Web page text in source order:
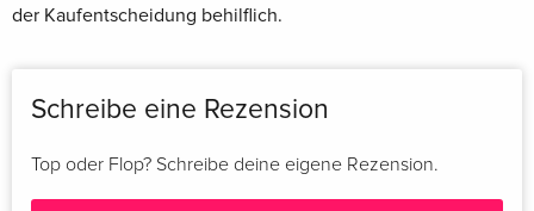
der Kaufentscheidung behilflich.
Schreibe eine Rezension
Top oder Flop? Schreibe deine eigene Rezension.